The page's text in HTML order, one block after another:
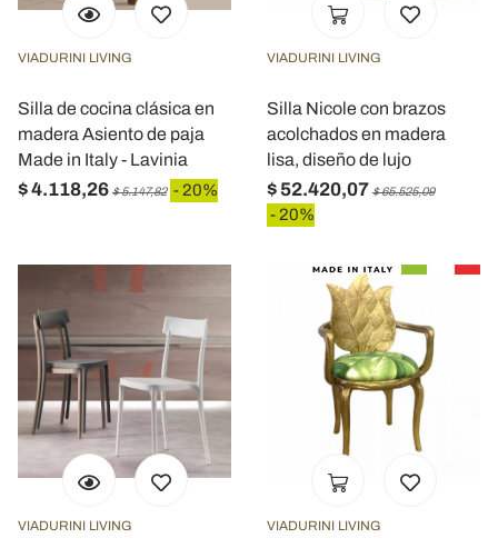
VIADURINI LIVING
Silla de cocina clásica en
madera Asiento de paja
Made in Italy - Lavinia
$ 4.118,26 $ 5.147,82 - 20%
VIADURINI LIVING
Silla Nicole con brazos
acolchados en madera
lisa, diseño de lujo
$ 52.420,07 $ 65.525,09
- 20%
VIADURINI LIVING VIADURINI LIVING